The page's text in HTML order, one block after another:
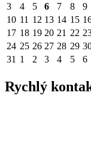
3
4 5 6 7 8
9
10 11 12 13 14 15
17 18 19 20 21 22
24 25 26 27 28 29
31 1 2 3 4 5 6
Rychlý